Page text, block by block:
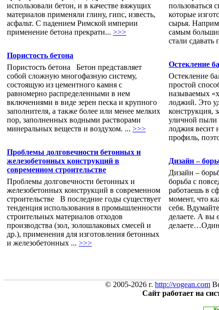
использовали бетон, и в качестве вяжущих
материалов применяли глину, гипс, известь,
асфальт. С падением Римской империи
применение бетона прекрати... >>>
Пористость бетона
Пористость бетона Бетон представляет
собой сложную многофазную систему,
состоящую из цементного камня с
равномерно распределенными в нем
включениями в виде зерен песка и крупного
заполнителя, а также более или менее мелких
пор, заполненных водными растворами
минеральных веществ и воздухом. ... >>>
Проблемы долговечности бетонных и
железобетонных конструкций в
современном строительстве
Проблемы долговечности бетонных и
железобетонных конструкций в современном
строительстве В последние годы существует
тенденция использования в промышленности
строительных материалов отходов
производства (зол, золошлаковых смесей и
др.), применения для изготовления бетонных
и железобетонных ... >>>
пользоваться
которые
сырья.
самым
стали сдавать
Остекление
Остекление
простой
называемых
лоджий. Это
конструкция,
уличной пыли
лоджия
профиль,
Дизайн –
Дизайн –
борьба с
работаешь в
момент, что
себя.
делаете. А вы
© 2005-2026 г. http://vogean.com
Сайт работает на